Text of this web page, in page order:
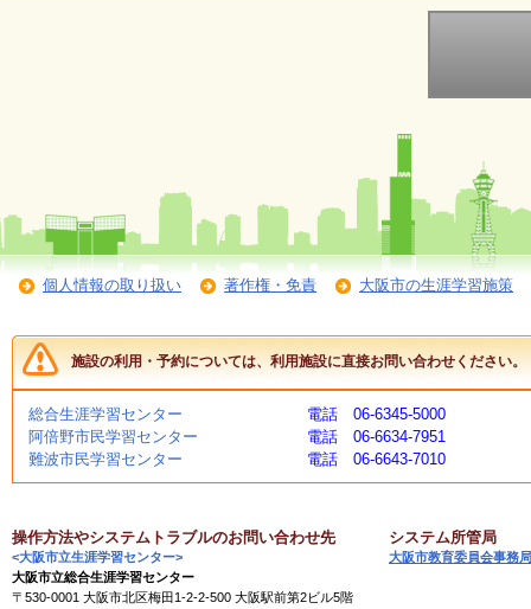
個人情報の取り扱い 著作権・免責 大阪市の生涯学習施策
施設の利用・予約については、利用施設に直接お問い合わせください。
総合生涯学習センター
電話 06-6345-5000
阿倍野市民学習センター
電話 06-6634-7951
難波市民学習センター
電話 06-6643-7010
操作方法やシステムトラブルのお問い合わせ先
<大阪市立生涯学習センター>
大阪市立総合生涯学習センター
〒530-0001 大阪市北区梅田1-2-2-500 大阪駅前第2ビル5階
システム所管局
大阪市教育委員会事務局